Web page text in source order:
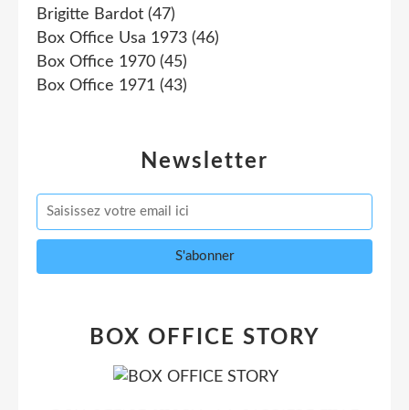
Newsletter
Brigitte Bardot (47)
Box Office Usa 1973 (46)
Box Office 1970 (45)
Box Office 1971 (43)
BOX OFFICE STORY